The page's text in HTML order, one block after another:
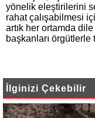
yönelik eleştirilerini
rahat çalışabilmesi
artık her ortamda
başkanları örgütlerle
İlginizi Çekebilir